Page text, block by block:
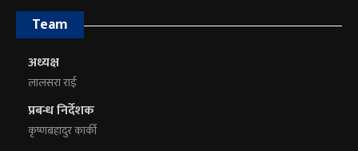
Team
अध्यक्ष
लालसरा राई
प्रबन्ध निर्देशक
कृष्णबहादुर कार्की